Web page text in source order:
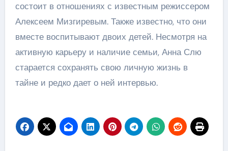
состоит в отношениях с известным режиссером
Алексеем Мизгиревым. Также известно, что они
вместе воспитывают двоих детей. Несмотря на
активную карьеру и наличие семьи, Анна Слю
старается сохранять свою личную жизнь в
тайне и редко дает о ней интервью.